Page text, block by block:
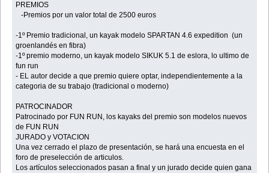
PREMIOS
-Premios por un valor total de 2500 euros
-1º Premio tradicional, un kayak modelo SPARTAN 4.6 expedition (un
groenlandés en fibra)
-1º premio moderno, un kayak modelo SIKUK 5.1 de eslora, lo ultimo de
fun run
- EL autor decide a que premio quiere optar, independientemente a la
categoria de su trabajo (tradicional o moderno)
PATROCINADOR
Patrocinado por FUN RUN, los kayaks del premio son modelos nuevos
de FUN RUN
JURADO y VOTACION
Una vez cerrado el plazo de presentación, se hará una encuesta en el
foro de preselección de articulos.
Los artículos seleccionados pasan a final y un jurado decide quien gana